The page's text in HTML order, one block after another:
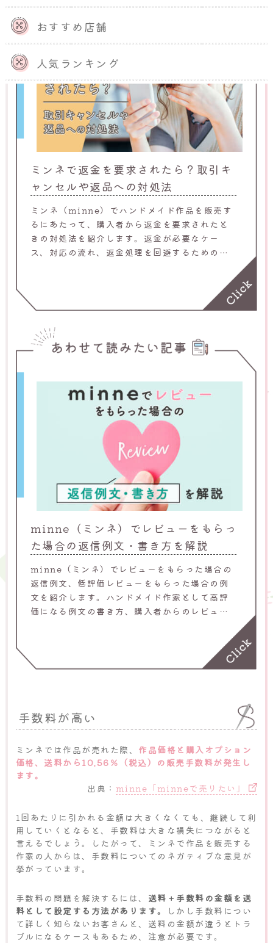
おすすめ店舗
人気ランキング
ミンネで返金を要求されたら？取引キ
ャンセルや返品への対処法
ミンネ（minne）でハンドメイド作品を販売す
るにあたって、購入者から返金を要求されたと
きの対処法を紹介します。返金が必要なケー
ス、対応の流れ、返金処理を回避するためのポ
minne（ミンネ）でレビューをもらっ
た場合の返信例文・書き方を解説
minne（ミンネ）でレビューをもらった場合の
返信例文、低評価レビューをもらった場合の例
文を紹介します。ハンドメイド作家として高評
価になる例文の書き方、購入者からのレビュー
手数料が高い
ミンネでは作品が売れた際、 作品価格と購入オプション
価格、送料から10.56％（税込）の販売手数料が発生し
ます。
出典： minne「minneで売りたい」
1回あたりに引かれる金額は大きくなくても、継続して利
用していくとなると、手数料は大きな損失につながると
言えるでしょう。したがって、ミンネで作品を販売する
作家の人からは、手数料についてのネガティブな意見が
挙がっています。
手数料の問題を解決するには、 送料＋手数料の金額を送
料として設定する方法があります。
しかし手数料につい
て詳しく知らないお客さんと、送料の金額が違うとトラ
ブルになるケースもあるため、注意が必要です。